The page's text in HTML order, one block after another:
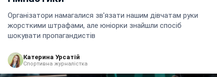
Організатори намагалися зв'язати нашим дівчатам руки
жорсткими штрафами, але юніорки знайшли спосіб
шокувати пропагандистів
Катерина Урсатій
Спортивна журналістка